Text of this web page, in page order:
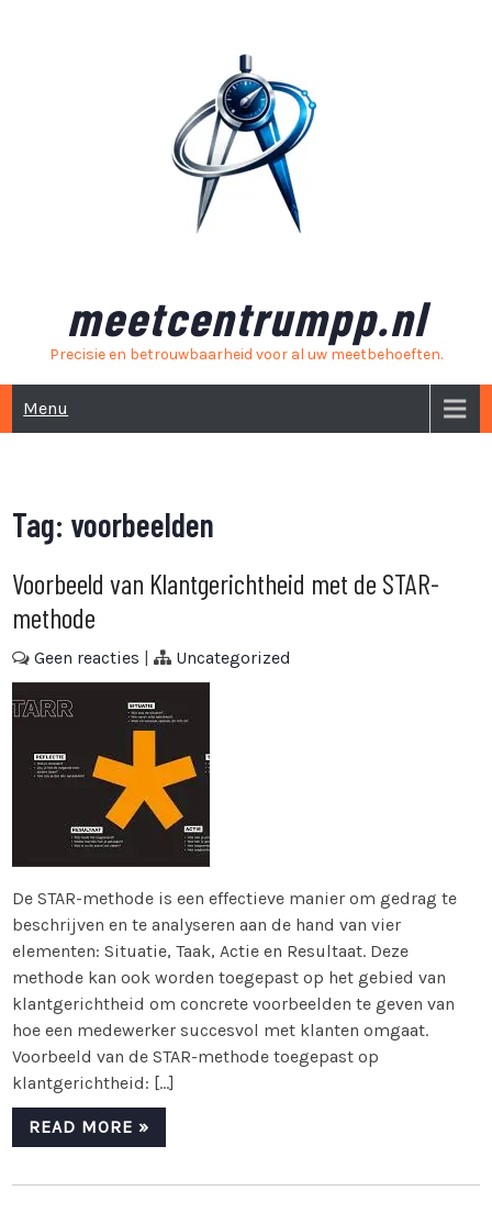
meetcentrumpp.nl
Precisie en betrouwbaarheid voor al uw meetbehoeften.
Menu
Tag: voorbeelden
Voorbeeld van Klantgerichtheid met de STAR-
methode
Geen reacties | Uncategorized
De STAR-methode is een effectieve manier om gedrag te
beschrijven en te analyseren aan de hand van vier
elementen: Situatie, Taak, Actie en Resultaat. Deze
methode kan ook worden toegepast op het gebied van
klantgerichtheid om concrete voorbeelden te geven van
hoe een medewerker succesvol met klanten omgaat.
Voorbeeld van de STAR-methode toegepast op
klantgerichtheid: […]
READ MORE »